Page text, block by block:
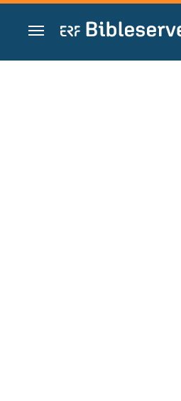
Aller vers contenu